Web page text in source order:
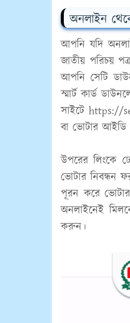
অনলাইন
আপনি যদি
জাতীয় পরিচয়
আপনি সেটি
স্মার্ট কার্ড
সাইটেhttps://
বা ভোটার আইডি
উপরের লিংকে
ভোটার নিবন্ধন
পূরন করে
অনলাইনেই
করুন।